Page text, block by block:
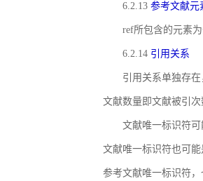
6.2.13 参考文献元
ref所包含的元素
6.2.14 引用关系
引用关系单独存
文献数量即文献被引
文献唯一标识符
文献唯一标识符也可
参考文献唯一标识符